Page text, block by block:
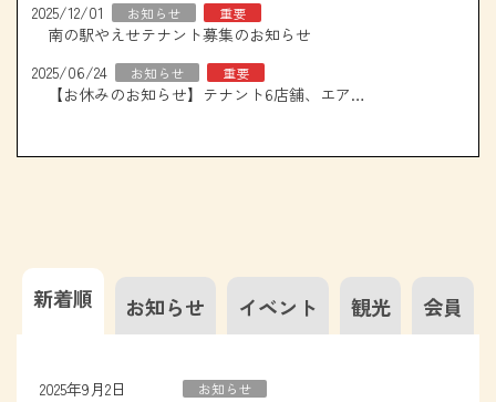
2025/12/01
お知らせ 重要
南の駅やえせテナント募集のお知らせ
2025/06/24
お知らせ 重要
【お休みのお知らせ】テナント6店舗、エアコン取り換え工事について
新着順 お知らせ イベント 観光 会員
2025年9月2日 お知らせ